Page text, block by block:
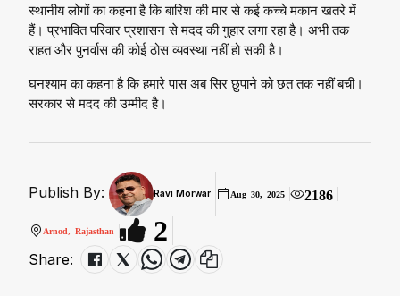
स्थानीय लोगों का कहना है कि बारिश की मार से कई कच्चे मकान खतरे में
हैं। प्रभावित परिवार प्रशासन से मदद की गुहार लगा रहा है। अभी तक
राहत और पुनर्वास की कोई ठोस व्यवस्था नहीं हो सकी है।
घनश्याम का कहना है कि हमारे पास अब सिर छुपाने को छत तक नहीं बची।
सरकार से मदद की उम्मीद है।
Publish By: Ravi Morwar Aug 30, 2025 2186
Arnod, Rajasthan 2
Share: